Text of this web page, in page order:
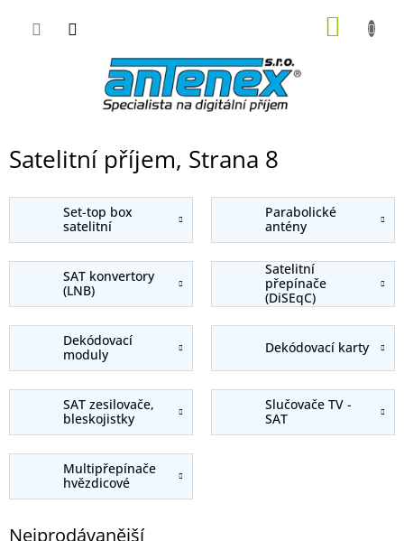
Satelitní příjem, Strana 8
Set-top box
satelitní
Parabolické
antény
SAT konvertory
(LNB)
Satelitní
přepínače
(DiSEqC)
Dekódovací
moduly
Dekódovací karty
SAT zesilovače,
bleskojistky
Slučovače TV -
SAT
Multipřepínače
hvězdicové
Nejprodávanější